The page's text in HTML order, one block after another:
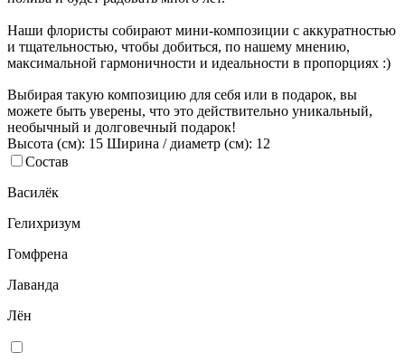
Наши флористы собирают мини-композиции с аккуратностью
и тщательностью, чтобы добиться, по нашему мнению,
максимальной гармоничности и идеальности в пропорциях :)
Выбирая такую композицию для себя или в подарок, вы
можете быть уверены, что это действительно уникальный,
необычный и долговечный подарок!
Высота (см): 15 Ширина / диаметр (см): 12
Состав
Василёк
Гелихризум
Гомфрена
Лаванда
Лён